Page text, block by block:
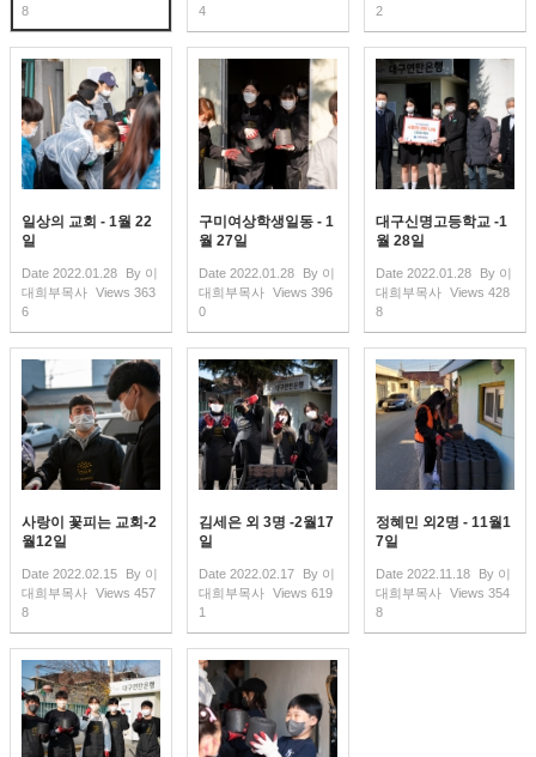
8
2
4
일상의 교회 - 1월 22
일
Date 2022.01.28 By 이
대희부목사 Views 363
6
구미여상학생일동 - 1
월 27일
Date 2022.01.28 By 이
대희부목사 Views 396
0
대구신명고등학교 -1
월 28일
Date 2022.01.28 By 이
대희부목사 Views 428
8
사랑이 꽃피는 교회-2
월12일
Date 2022.02.15 By 이
대희부목사 Views 457
8
김세은 외 3명 -2월17
일
Date 2022.02.17 By 이
대희부목사 Views 619
1
정혜민 외2명 - 11월1
7일
Date 2022.11.18 By 이
대희부목사 Views 354
8